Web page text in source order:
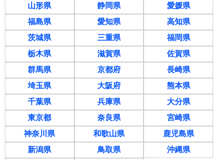
山形県
福島県
茨城県
栃木県
群馬県
埼玉県
千葉県
東京都
神奈川県
新潟県
静岡県
愛知県
三重県
滋賀県
京都府
大阪府
兵庫県
奈良県
和歌山県
鳥取県
愛媛県
高知県
福岡県
佐賀県
長崎県
熊本県
大分県
宮崎県
鹿児島県
沖縄県